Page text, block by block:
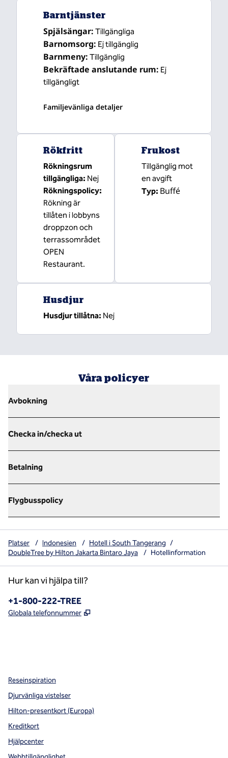
Barntjänster
Spjälsängar: Tillgängliga
Barnomsorg: Ej tillgänglig
Barnmeny: Tillgänglig
Bekräftade anslutande rum: Ej
tillgängligt
Familjevänliga detaljer
Rökfritt
Rökningsrum
tillgängliga: Nej
Rökningspolicy:
Rökning är
tillåten i lobbyns
droppzon och
terrassområdet
OPEN
Restaurant.
Frukost
Tillgänglig mot
en avgift
Typ: Buffé
Husdjur
Husdjur tillåtna: Nej
Våra policyer
Avbokning
Checka in/checka ut
Betalning
Flygbusspolicy
Platser / Indonesien / Hotell i South Tangerang /
DoubleTree by Hilton Jakarta Bintaro Jaya
/ Hotellinformation
Hur kan vi hjälpa till?
Telefon:
+1-800-222-TREE
Globala telefonnummer ,
Reseinspiration
Djurvänliga vistelser
Hilton-presentkort (Europa)
Kreditkort
Hjälpcenter